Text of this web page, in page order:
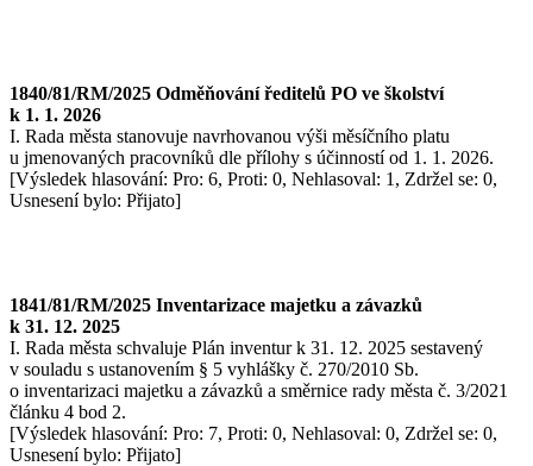
1840/81/RM/2025 Odměňování ředitelů PO ve školství
k 1. 1. 2026
I. Rada města stanovuje navrhovanou výši měsíčního platu
u jmenovaných pracovníků dle přílohy s účinností od 1. 1. 2026.
[Výsledek hlasování: Pro: 6, Proti: 0, Nehlasoval: 1, Zdržel se: 0,
Usnesení bylo: Přijato]
1841/81/RM/2025 Inventarizace majetku a závazků
k 31. 12. 2025
I. Rada města schvaluje Plán inventur k 31. 12. 2025 sestavený
v souladu s ustanovením § 5 vyhlášky č. 270/2010 Sb.
o inventarizaci majetku a závazků a směrnice rady města č. 3/2021
článku 4 bod 2.
[Výsledek hlasování: Pro: 7, Proti: 0, Nehlasoval: 0, Zdržel se: 0,
Usnesení bylo: Přijato]